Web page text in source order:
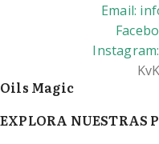
Email:
Oils Magic
EXPLORA NUESTRAS